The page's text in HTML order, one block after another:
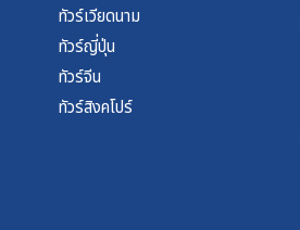
ทัวร์เวียดนาม
ทัวร์ญี่ปุ่น
ทัวร์จีน
ทัวร์สิงคโปร์